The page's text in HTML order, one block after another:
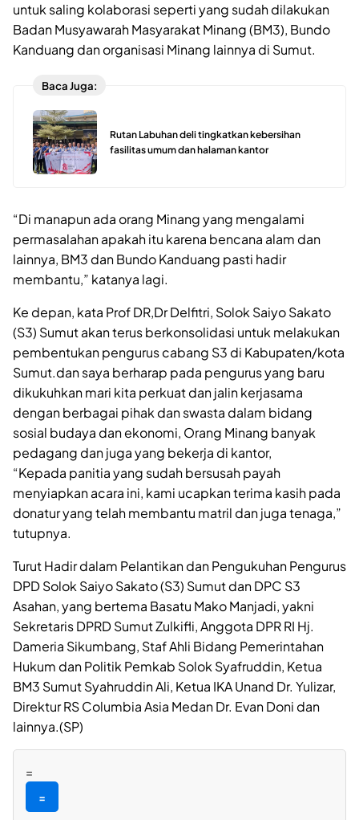
untuk saling kolaborasi seperti yang sudah dilakukan
Badan Musyawarah Masyarakat Minang (BM3), Bundo
Kanduang dan organisasi Minang lainnya di Sumut.
Baca Juga:
Rutan Labuhan deli tingkatkan kebersihan
fasilitas umum dan halaman kantor
“Di manapun ada orang Minang yang mengalami
permasalahan apakah itu karena bencana alam dan
lainnya, BM3 dan Bundo Kanduang pasti hadir
membantu,” katanya lagi.
Ke depan, kata Prof DR,Dr Delfitri, Solok Saiyo Sakato
(S3) Sumut akan terus berkonsolidasi untuk melakukan
pembentukan pengurus cabang S3 di Kabupaten/kota
Sumut.dan saya berharap pada pengurus yang baru
dikukuhkan mari kita perkuat dan jalin kerjasama
dengan berbagai pihak dan swasta dalam bidang
sosial budaya dan ekonomi, Orang Minang banyak
pedagang dan juga yang bekerja di kantor,
“Kepada panitia yang sudah bersusah payah
menyiapkan acara ini, kami ucapkan terima kasih pada
donatur yang telah membantu matril dan juga tenaga,”
tutupnya.
Turut Hadir dalam Pelantikan dan Pengukuhan Pengurus
DPD Solok Saiyo Sakato (S3) Sumut dan DPC S3
Asahan, yang bertema Basatu Mako Manjadi, yakni
Sekretaris DPRD Sumut Zulkifli, Anggota DPR RI Hj.
Dameria Sikumbang, Staf Ahli Bidang Pemerintahan
Hukum dan Politik Pemkab Solok Syafruddin, Ketua
BM3 Sumut Syahruddin Ali, Ketua IKA Unand Dr. Yulizar,
Direktur RS Columbia Asia Medan Dr. Evan Doni dan
lainnya.(SP)
=
=